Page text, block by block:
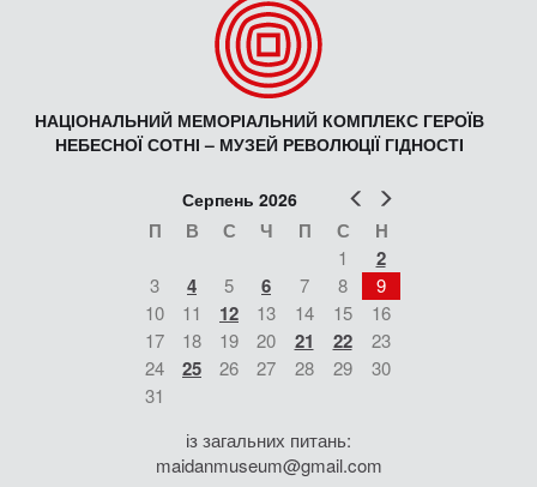
НАЦІОНАЛЬНИЙ МЕМОРІАЛЬНИЙ КОМПЛЕКС ГЕРОЇВ
НЕБЕСНОЇ СОТНІ – МУЗЕЙ РЕВОЛЮЦІЇ ГІДНОСТІ
Попер
Серпень 2026
П В С Ч П С Н
1 2
3 4 5 6 7 8
9
10
11 12 13 14 15
16
17
18 19 20 21 22
23
24
25 26 27 28 29
30
31
із загальних питань:
maidanmuseum@gmail.com